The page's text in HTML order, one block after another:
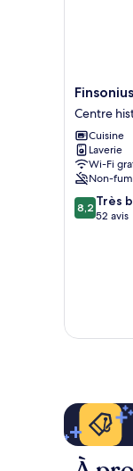
Finsonius
Studios
Centre
historique
d’Aix-
en-
Provence
Centre
Cuisine
Laverie
Wi-Fi
Non-
8.2
sur
8,2 Très
52 avis